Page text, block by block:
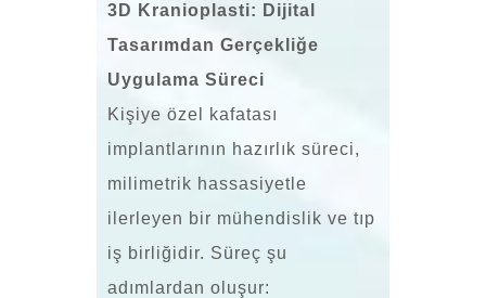
3D Kranioplasti: Dijital
Tasarımdan Gerçekliğe
Uygulama Süreci
Kişiye özel kafatası
implantlarının hazırlık süreci,
milimetrik hassasiyetle
ilerleyen bir mühendislik ve tıp
iş birliğidir. Süreç şu
adımlardan oluşur: